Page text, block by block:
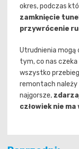
okres, podczas
zamknięcie
przywrócenie
Utrudnienia mogą
tym, co nas czeka
wszystko
remontach należy
najgorsze,
człowiek nie ma
Nawigacja